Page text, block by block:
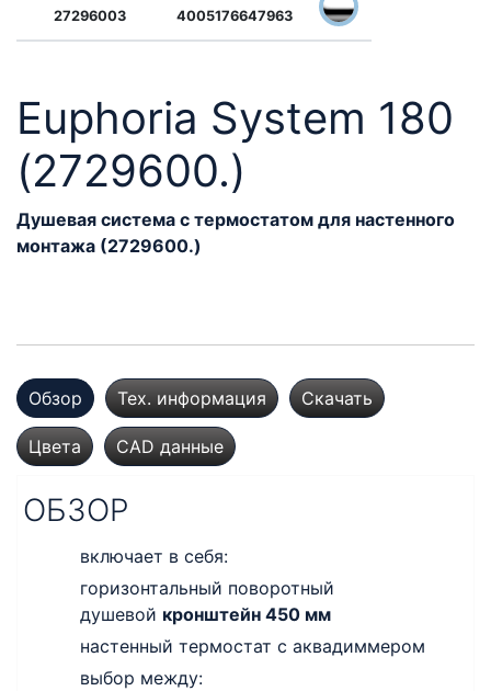
27296003 4005176647963
Euphoria System 180
(2729600.)
Душевая система с термостатом для настенного
монтажа (2729600.)
Обзор Тех. информация Скачать
Цвета CAD данные
ОБЗОР
включает в себя:
горизонтальный поворотный
душевой кронштейн 450 мм
настенный термостат с аквадиммером
выбор между: